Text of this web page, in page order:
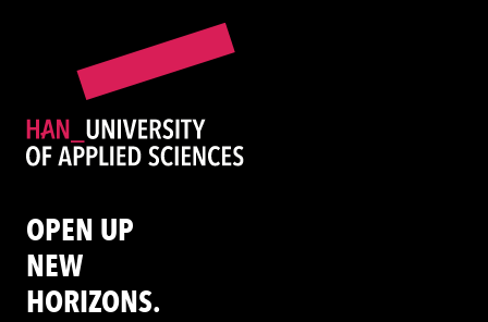
OPEN UP
NEW
HORIZONS.